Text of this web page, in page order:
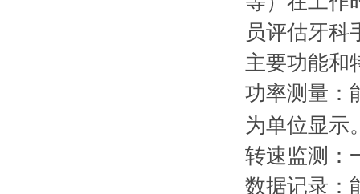
员评估牙科
主要功能和
功率测量：
为单位显示
转速监测：
数据记录：